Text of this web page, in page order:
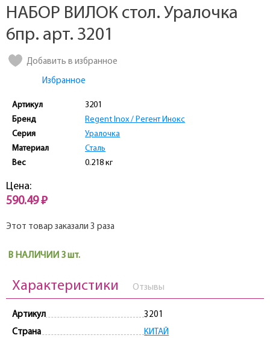
НАБОР ВИЛОК стол. Уралочка
6пр. арт. 3201
Добавить в избранное
Избранное
Артикул
3201
Бренд
Regent Inox / Регент Инокс
Серия
Уралочка
Материал
Сталь
Вес
0.218 кг
Цена:
590.49 ₽
Этот товар заказали 3 раза
В НАЛИЧИИ 3 шт.
Характеристики Отзывы
Артикул
3201
Страна
КИТАЙ